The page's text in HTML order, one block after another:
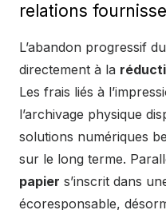
relations
L’abandon progressif
directement à la
Les frais liés à
l’archivage physique
solutions numériques
sur le long terme.
papier s’inscrit dans
écoresponsable,